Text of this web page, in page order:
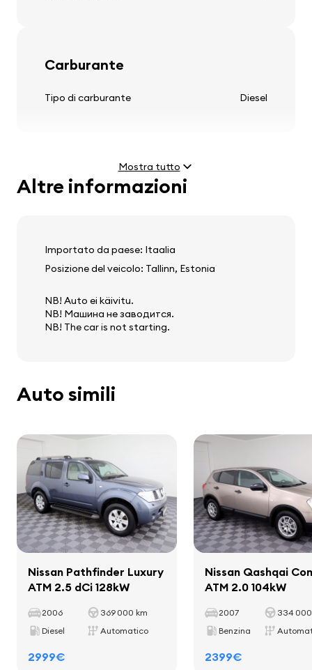
Pneumatici e cerchi
volante multifunzione
volante in pelle
altoparlanti
Interno
listelli decorativi all'interno della cabina
portabicchieri
leva del cambio in pelle
maniglia del freno a mano in pelle
Carburante
Tipo di carburante Diesel
Motore
Peso e dimensioni
Passo
Mostra tutto
Altre informazioni
Importato da paese: Itaalia
Posizione del veicolo: Tallinn, Estonia
NB! Auto ei käivitu.
NB! Машина не заводится.
NB! The car is not starting.
Auto simili
Nissan Pathfinder Luxury
ATM 2.5 dCi 128kW
2006
369 000 km
Diesel
Automatico
2999€
Nissan Qashqai
ATM 2.0 104kW
2007
334
Benzina
2399€